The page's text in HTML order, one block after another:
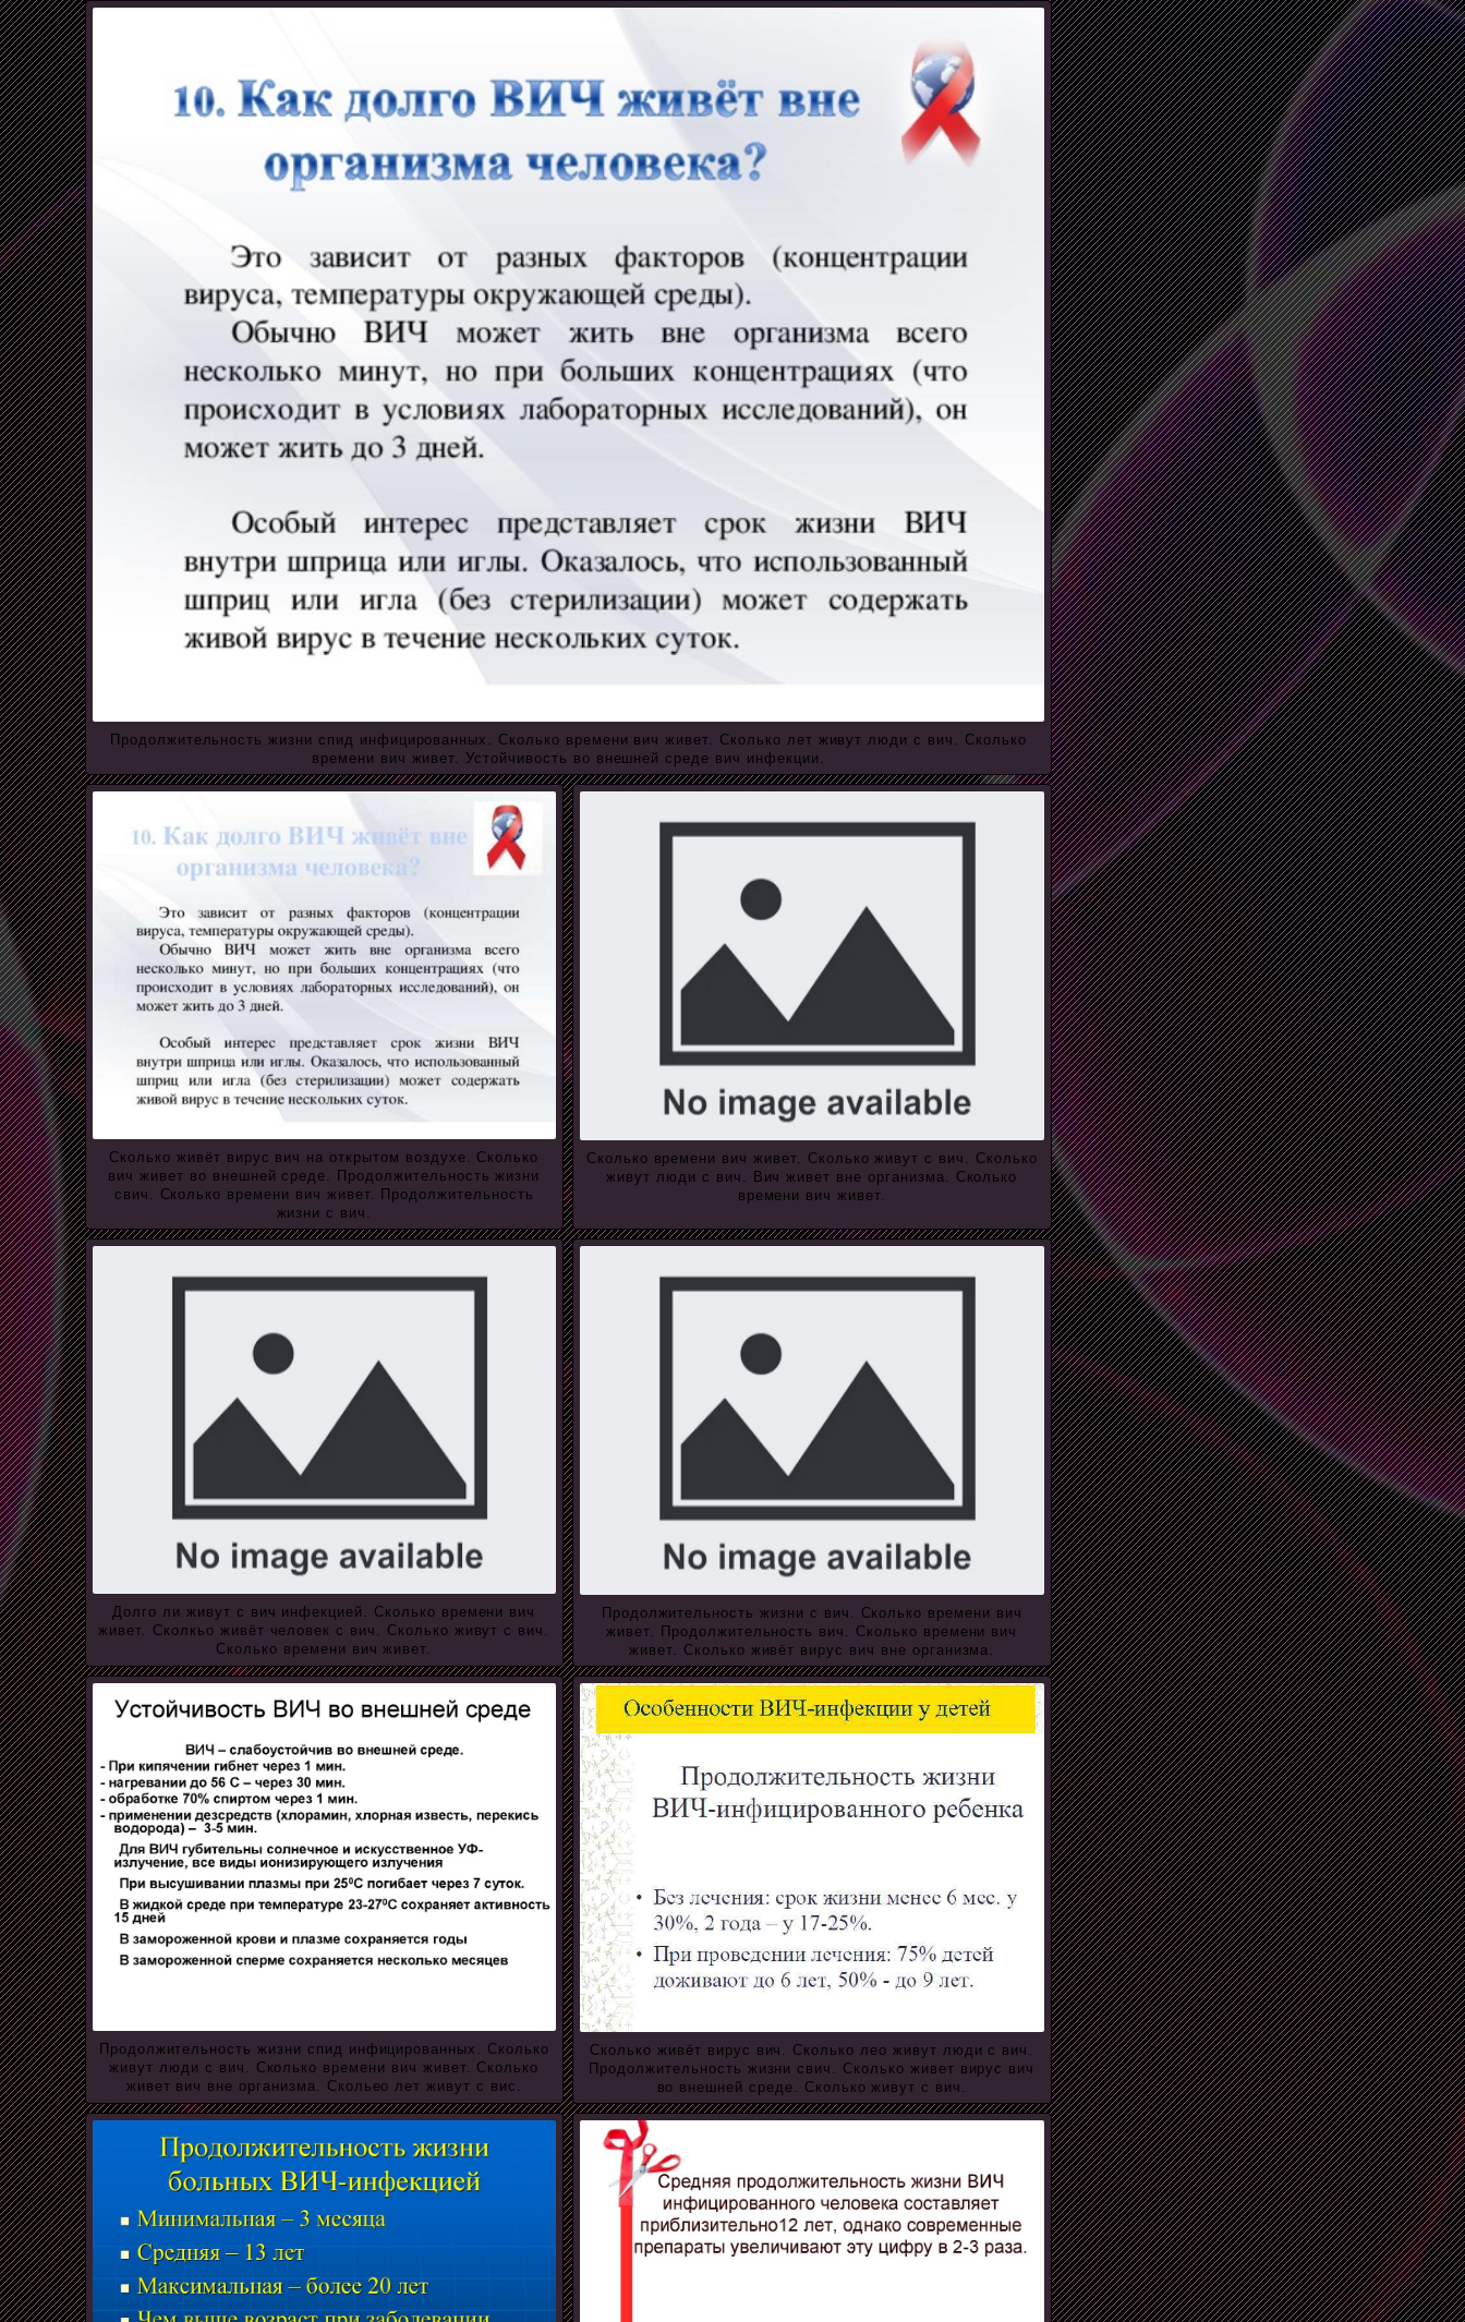
Продолжительность жизни спид инфицированных. Сколько времени вич живет. Сколько лет живут люди с вич. Сколько
времени вич живет. Устойчивость во внешней среде вич инфекции.
Сколько живёт вирус вич на открытом воздухе. Сколько
вич живет во внешней среде. Продолжительность жизни
свич. Сколько времени вич живет. Продолжительность
жизни с вич.
Сколько времени вич живет. Сколько живут с вич. Сколько
живут люди с вич. Вич живет вне организма. Сколько
времени вич живет.
Долго ли живут с вич инфекцией. Сколько времени вич
живет. Сколкьо живёт человек с вич. Сколько живут с вич.
Сколько времени вич живет.
Продолжительность жизни с вич. Сколько времени вич
живет. Продолжительность вич. Сколько времени вич
живет. Сколько живёт вирус вич вне организма.
Продолжительность жизни спид инфицированных. Сколько
живут люди с вич. Сколько времени вич живет. Сколько
живет вич вне организма. Скольео лет живут с вис.
Сколько живёт вирус вич. Сколько лео живут люди с вич.
Продолжительность жизни свич. Сколько живет вирус вич
во внешней среде. Сколько живут с вич.